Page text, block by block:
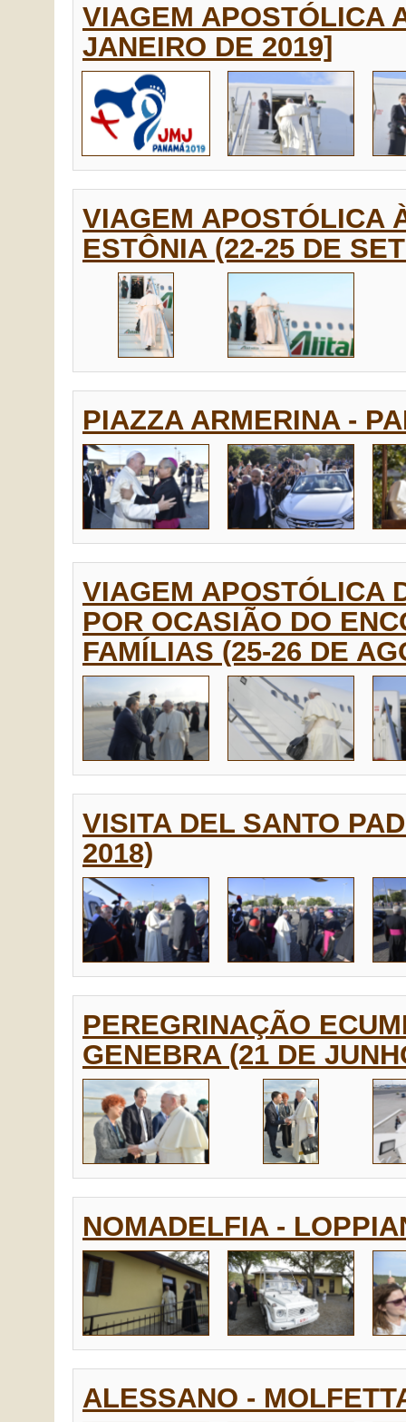
VIAGEM APOSTÓLICA
JANEIRO DE 2019]
VIAGEM APOSTÓLICA
ESTÔNIA (22-25 DE
PIAZZA ARMERINA -
VIAGEM APOSTÓLICA
POR OCASIÃO DO
FAMÍLIAS (25-26 DE
VISITA DEL SANTO
2018)
PEREGRINAÇÃO
GENEBRA (21 DE
NOMADELFIA -
ALESSANO -